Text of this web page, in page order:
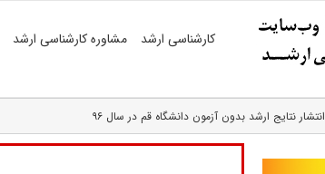
کارشناسی ارشد مشاوره کارشناسی ارشد
انتشار نتایج ارشد بدون آزمون دانشگاه قم در سال ۹۶